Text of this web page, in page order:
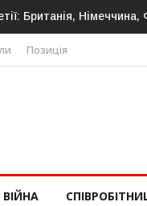
Німеччина,
Позиція
ВІЙНА